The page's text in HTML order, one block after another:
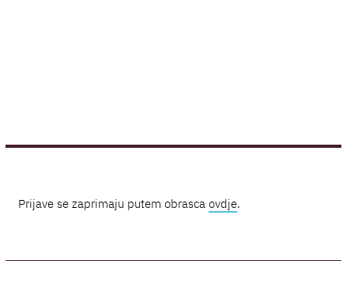
Prijave se zaprimaju putem obrascaovdje.